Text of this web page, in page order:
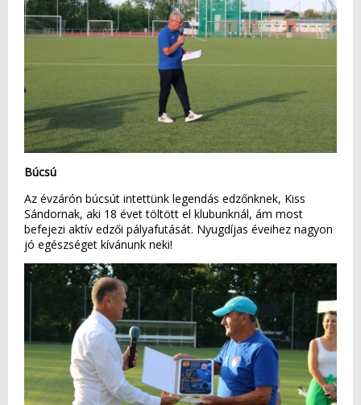
Búcsú
Az évzárón búcsút intettünk legendás edzőnknek, Kiss
Sándornak, aki 18 évet töltött el klubunknál, ám most
befejezi aktív edzői pályafutását. Nyugdíjas éveihez nagyon
jó egészséget kívánunk neki!